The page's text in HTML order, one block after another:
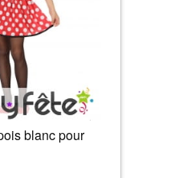
blanc pour